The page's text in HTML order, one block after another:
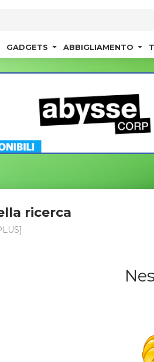
GADGETS ABBIGLIAMENTO
ricerca